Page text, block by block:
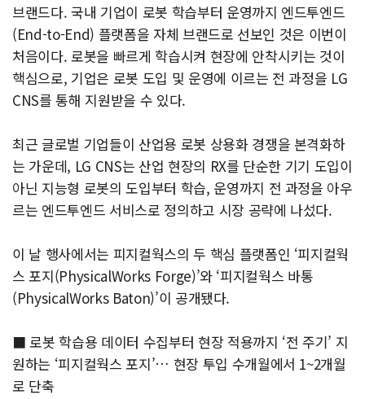
브랜드다. 국내 기업이 로봇 학습부터 운영까지 엔드투엔드
(End-to-End) 플랫폼을 자체 브랜드로 선보인 것은 이번이
처음이다. 로봇을 빠르게 학습시켜 현장에 안착시키는 것이
핵심으로, 기업은 로봇 도입 및 운영에 이르는 전 과정을 LG
CNS를 통해 지원받을 수 있다.
최근 글로벌 기업들이 산업용 로봇 상용화 경쟁을 본격화하
는 가운데, LG CNS는 산업 현장의 RX를 단순한 기기 도입이
아닌 지능형 로봇의 도입부터 학습, 운영까지 전 과정을 아우
르는 엔드투엔드 서비스로 정의하고 시장 공략에 나섰다.
이 날 행사에서는 피지컬웍스의 두 핵심 플랫폼인 ‘피지컬웍
스 포지(PhysicalWorks Forge)’와 ‘피지컬웍스 바통
(PhysicalWorks Baton)’이 공개됐다.
■ 로봇 학습용 데이터 수집부터 현장 적용까지 ‘전 주기’ 지
원하는 ‘피지컬웍스 포지’… 현장 투입 수개월에서 1~2개월
로 단축